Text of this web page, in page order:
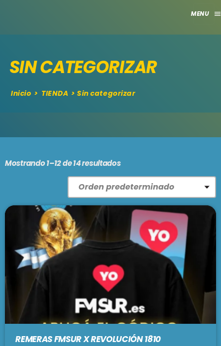
HOME
CLUB
TV
GRILLA
MÁLAGA
BARCELONA
MALLORCA
LO NUEVO
PODCASTS
TIENDA
EN VIVO AHORA!
SIN CATEGORIZAR
Inicio > TIENDA > Sin categorizar
Mostrando 1–12 de 14 resultados
REMERAS FMSUR X REVOLUCIÓN 1810